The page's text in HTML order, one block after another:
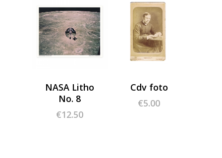
NASA Litho
No. 8
€12.50
Cdv foto
€5.00